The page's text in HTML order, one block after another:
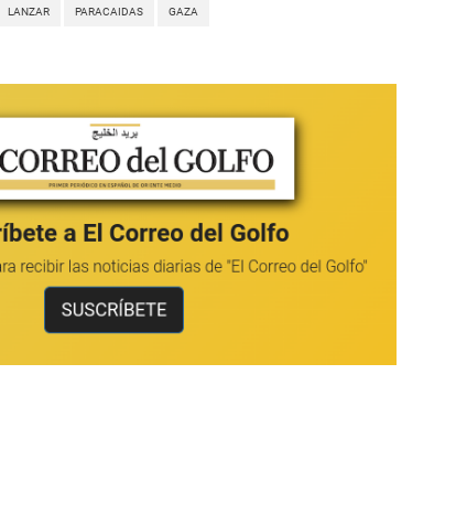
LANZAR PARACAIDAS GAZA